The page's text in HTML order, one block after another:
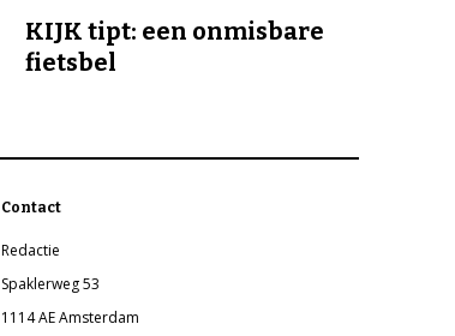
KIJK tipt: een onmisbare
fietsbel
Contact
Redactie
Spaklerweg 53
1114 AE Amsterdam